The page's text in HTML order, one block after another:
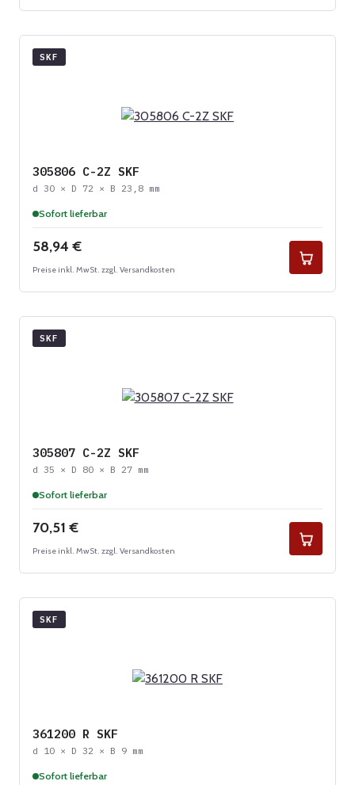
SKF
305806 C-2Z SKF
d 30 × D 72 × B 23,8 mm
Sofort lieferbar
Regulärer Preis:
58,94 €
Preise inkl. MwSt. zzgl. Versandkosten
SKF
305807 C-2Z SKF
d 35 × D 80 × B 27 mm
Sofort lieferbar
Regulärer Preis:
70,51 €
Preise inkl. MwSt. zzgl. Versandkosten
SKF
361200 R SKF
d 10 × D 32 × B 9 mm
Sofort lieferbar